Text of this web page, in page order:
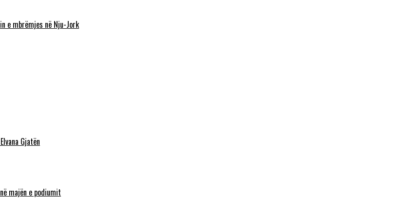
e mbrëmjes në Nju-Jork
Gjatën
majën e podiumit